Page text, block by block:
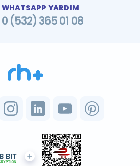
WHATSAPP YARDIM
0 (532) 365 01 08